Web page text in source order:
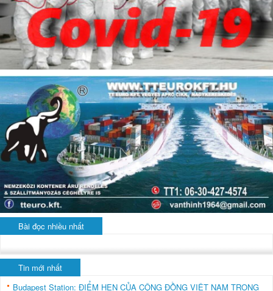
Bài đọc nhiều nhất
Tin mới nhất
Budapest Station: ĐIỂM HẸN CỦA CỘNG ĐỒNG VIỆT NAM TRONG